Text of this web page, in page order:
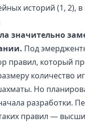
историй (1, 2),
значительно
Под
правил, который
количество
Но
разработки.
правил —